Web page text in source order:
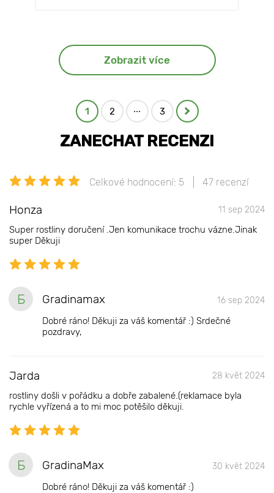
Zobrazit více
1 2 ... 3
ZANECHAT RECENZI
Celkové hodnocení: 5 47 recenzí
Honza 11 sep 2024
Super rostliny doručení .Jen komunikace trochu vázne.Jinak
super Děkuji
Б Gradinamax 16 sep 2024
Dobré ráno! Děkuji za váš komentář :) Srdečné
pozdravy,
Jarda 28 květ 2024
rostliny došli v pořádku a dobře zabalené.(reklamace byla
rychle vyřízená a to mi moc potěšilo děkuji.
Б GradinaMax 30 květ 2024
Dobré ráno! Děkuji za váš komentář :)